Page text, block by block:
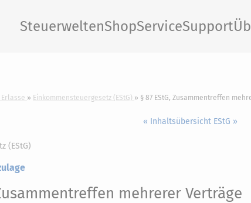
SteuerweltenShopServiceSupport
Einkommensteuergesetz (EStG) § 87 EStG, Zusammentreffen
« Inhaltsübersicht EStG »
(EStG)
mehrerer Verträge